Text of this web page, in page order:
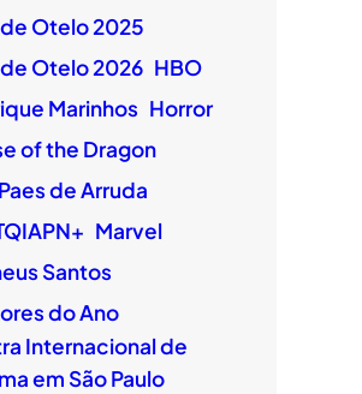
Otelo 2025
Otelo 2026 HBO
Marinhos Horror
of the Dragon
de Arruda
Marvel
Santos
do Ano
Internacional de
em São Paulo